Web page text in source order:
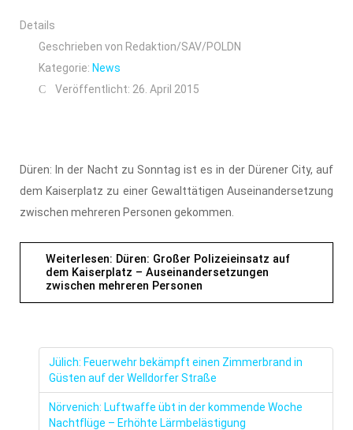
Details
Geschrieben von Redaktion/SAV/POLDN
Kategorie: News
Veröffentlicht: 26. April 2015
Düren: In der Nacht zu Sonntag ist es in der Dürener City, auf
dem Kaiserplatz zu einer Gewalttätigen Auseinandersetzung
zwischen mehreren Personen gekommen.
Weiterlesen: Düren: Großer Polizeieinsatz auf
dem Kaiserplatz – Auseinandersetzungen
zwischen mehreren Personen
Jülich: Feuerwehr bekämpft einen Zimmerbrand in
Güsten auf der Welldorfer Straße
Nörvenich: Luftwaffe übt in der kommende Woche
Nachtflüge – Erhöhte Lärmbelästigung